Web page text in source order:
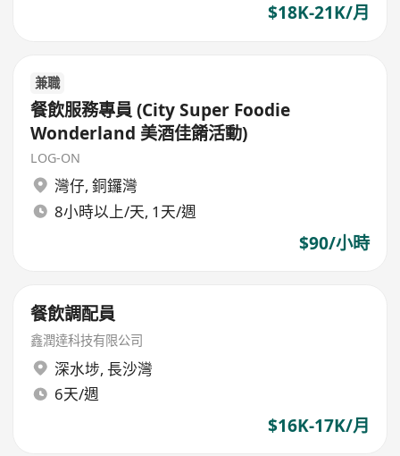
$18K-21K/月
兼職
餐飲服務專員 (City Super Foodie
Wonderland 美酒佳餚活動)
LOG-ON
灣仔, 銅鑼灣
8小時以上/天, 1天/週
$90/小時
餐飲調配員
鑫潤達科技有限公司
深水埗, 長沙灣
6天/週
$16K-17K/月